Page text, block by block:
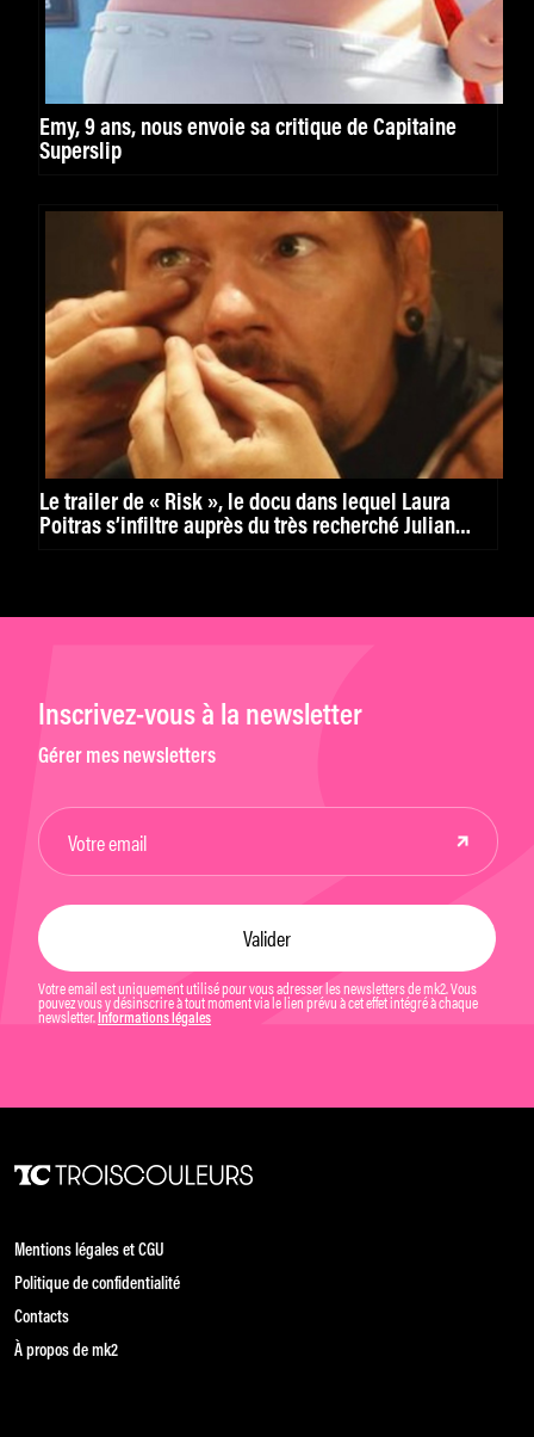
Emy, 9 ans, nous envoie sa critique de Capitaine
Superslip
Le trailer de « Risk », le docu dans lequel Laura
Poitras s’infiltre auprès du très recherché Julian
Inscrivez-vous à la newsletter
Gérer mes newsletters
Votre email est uniquement utilisé pour vous adresser les newsletters de mk2. Vous
pouvez vous y désinscrire à tout moment via le lien prévu à cet effet intégré à chaque
newsletter. Informations légales
Mentions légales et CGU
Politique de confidentialité
Contacts
À propos de mk2